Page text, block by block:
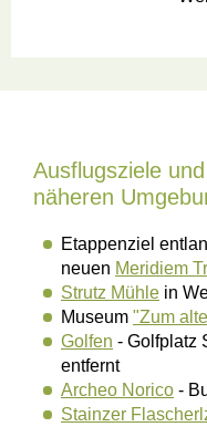
Ausflugsziele
näheren
Etappenziel
neuen Meridiem
Strutz Mühle in
Museum "Zum
Golfen - Golfplatz
entfernt
Archeo Norico -
Stainzer